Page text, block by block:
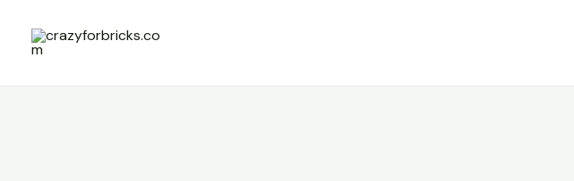
contenuto